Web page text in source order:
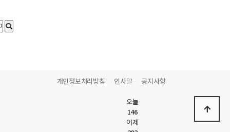
개인정보처리방침 인사말 공지사항
오늘
146
어제